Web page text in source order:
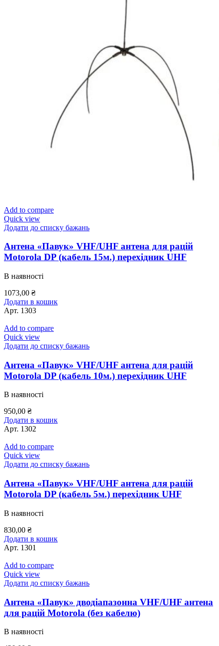
Add to compare
Quick view
Додати до списку бажань
Антена «Павук» VHF/UHF антена для рацій
Motorola DP (кабель 15м.) перехідник UHF
В наявності
1073,00 ₴
Додати в кошик
Арт. 1303
Add to compare
Quick view
Додати до списку бажань
Антена «Павук» VHF/UHF антена для рацій
Motorola DP (кабель 10м.) перехідник UHF
В наявності
950,00 ₴
Додати в кошик
Арт. 1302
Add to compare
Quick view
Додати до списку бажань
Антена «Павук» VHF/UHF антена для рацій
Motorola DP (кабель 5м.) перехідник UHF
В наявності
830,00 ₴
Додати в кошик
Арт. 1301
Add to compare
Quick view
Додати до списку бажань
Антена «Павук» дводіапазонна VHF/UHF антена
для рацій Motorola (без кабелю)
В наявності